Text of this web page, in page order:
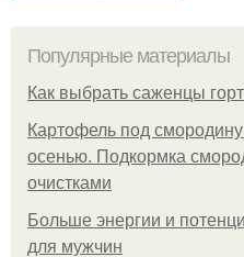
Популярные материалы
Как выбрать саженцы
Картофель под
осенью. Подкормка
очистками
Больше энергии и
для мужчин